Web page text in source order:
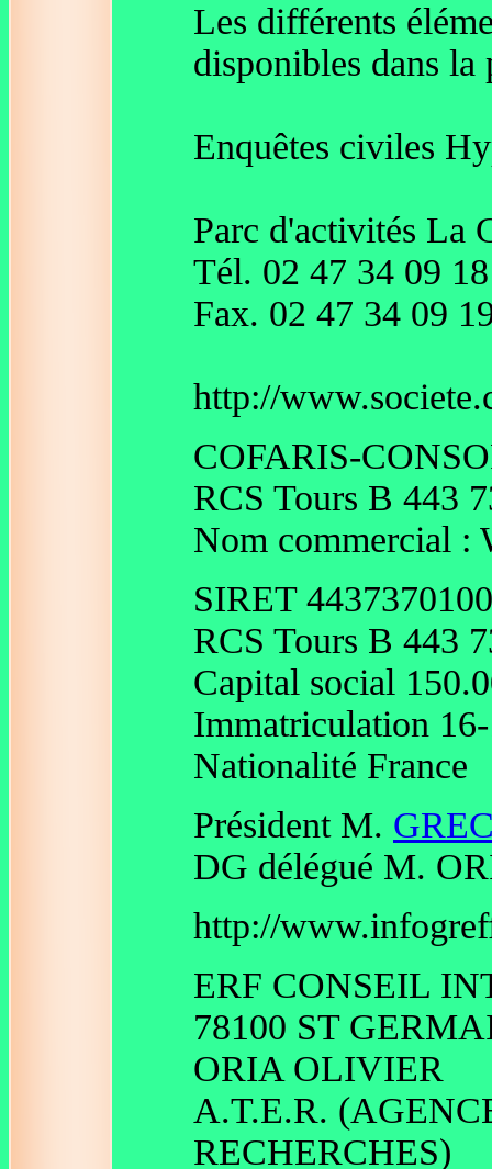
Les différents
disponibles dans la
Enquêtes civiles
Parc d'activités La
Tél. 02 47 34 09 18
Fax. 02 47 34 09
http://
COFARIS-
RCS Tours B 443
Nom commercial
SIRET
RCS Tours B 443
Capital social
Immatriculation
Nationalité France
Président M.
DG délégué M.
http://
ERF CONSEIL
78100 ST
ORIA OLIVIER
A.T.E.R.
RECHERCHES)